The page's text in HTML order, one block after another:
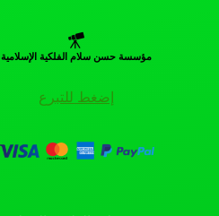
مؤسسة حسن سلام الفلكية الإسلامية
إضغط للتبرع